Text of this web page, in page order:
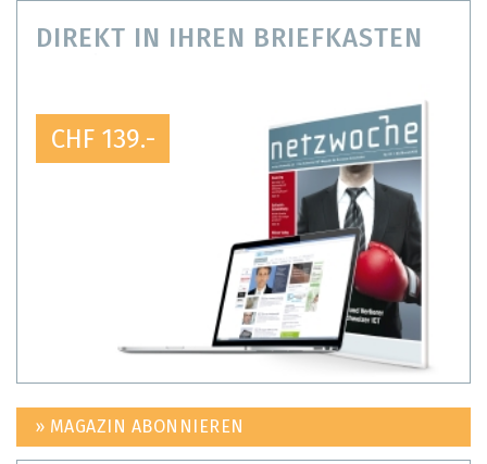
DIREKT IN IHREN BRIEFKASTEN
CHF 139.-
» MAGAZIN ABONNIEREN